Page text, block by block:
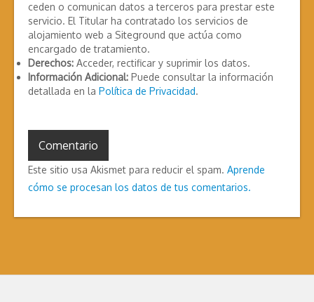
ceden o comunican datos a terceros para prestar este
servicio. El Titular ha contratado los servicios de
alojamiento web a Siteground que actúa como
encargado de tratamiento.
Derechos: Acceder, rectificar y suprimir los datos.
Información Adicional: Puede consultar la información
detallada en la Política de Privacidad.
Este sitio usa Akismet para reducir el spam. Aprende
cómo se procesan los datos de tus comentarios.